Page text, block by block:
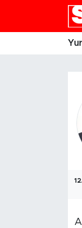
Kültür Sanat
Eskişehir
Eskişehir
Eskişehir
Süper Lig
Haber Arşivi